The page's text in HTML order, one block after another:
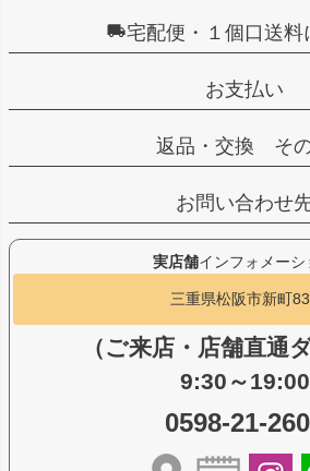
宅配便・１個口送料
お支払い
返品・交換 そ
お問い合わせ
実店舗インフォメーシ
三重県松阪市新町
（ご来店・店舗直通
9:30～19:00
0598-21-